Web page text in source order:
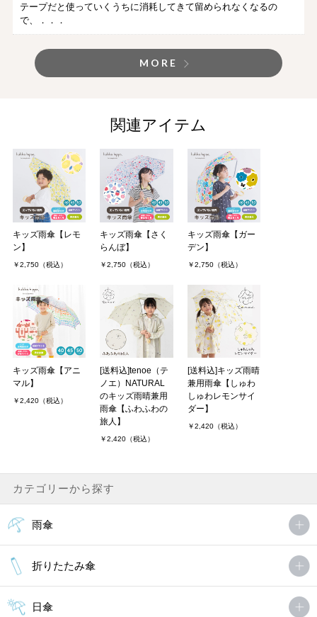
テープだと使っていくうちに消耗してきて留められなくなるの
で、．．．
MORE
関連アイテム
キッズ雨傘【レモ
ン】
￥2,750（税込）
キッズ雨傘【さく
らんぼ】
￥2,750（税込）
キッズ雨傘【ガー
デン】
￥2,750（税込）
キッズ雨傘【アニ
マル】
￥2,420（税込）
[送料込]tenoe（テ
ノエ）NATURAL
のキッズ雨晴兼用
雨傘【ふわふわの
旅人】
￥2,420（税込）
[送料込]キッズ雨晴
兼用雨傘【しゅわ
しゅわレモンサイ
ダー】
￥2,420（税込）
カテゴリーから探す
雨傘
折りたたみ傘
日傘